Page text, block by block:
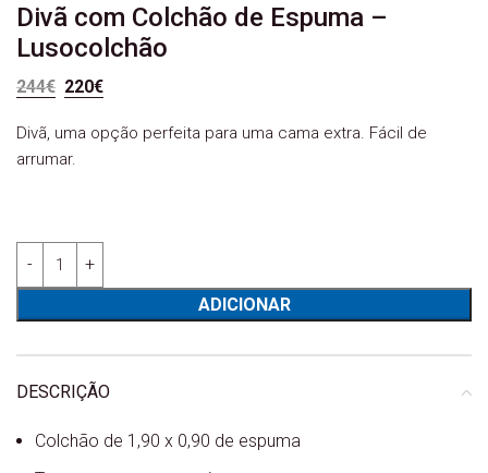
Divã com Colchão de Espuma –
Lusocolchão
244€ O preço original era: 244€.
220€
Divã, uma opção perfeita para uma cama extra. Fácil de
arrumar.
ADICIONAR
DESCRIÇÃO
Colchão de 1,90 x 0,90 de espuma